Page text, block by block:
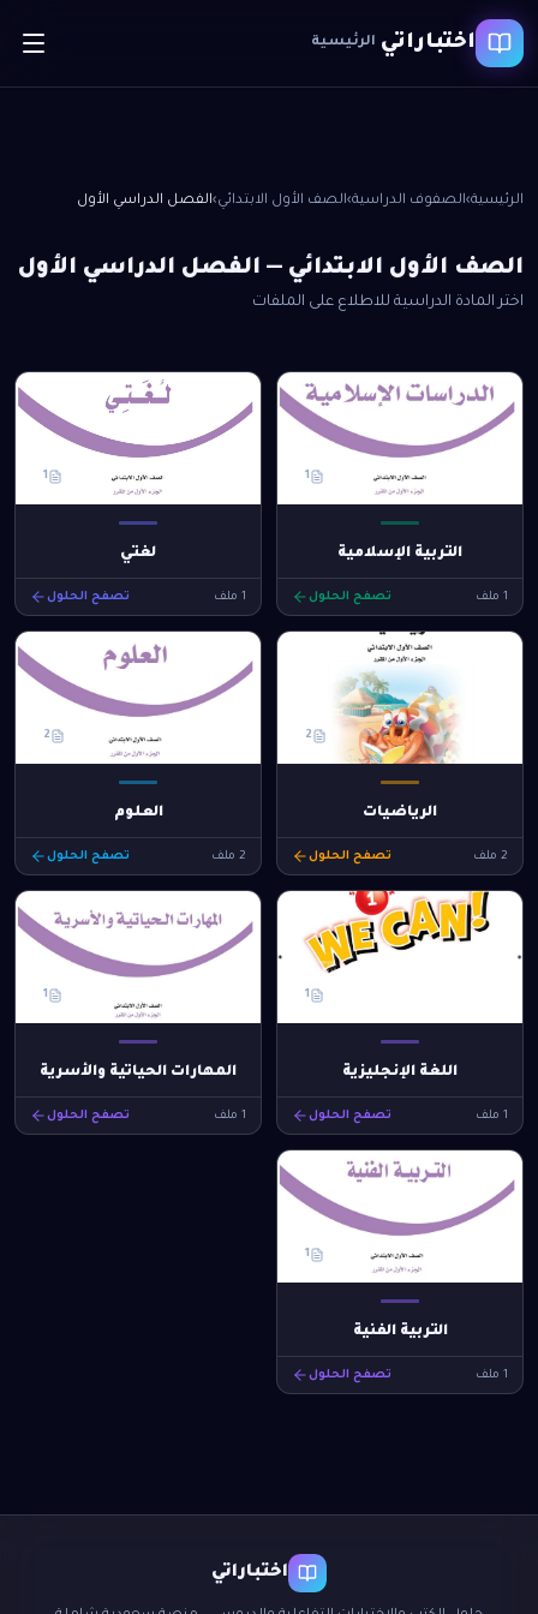
اختباراتي الرئيسية
الرئيسية›الصفوف الدراسية›الصف الأول الابتدائي›الفصل الدراسي الأول
الصف الأول الابتدائي — الفصل الدراسي الأول
اختر المادة الدراسية للاطلاع على الملفات
1
التربية الإسلامية
1 ملف تصفح الحلول
1
لغتي
1 ملف تصفح الحلول
2
الرياضيات
2 ملف تصفح الحلول
2
العلوم
2 ملف تصفح الحلول
1
اللغة الإنجليزية
1 ملف تصفح الحلول
1
المهارات الحياتية والأسرية
1 ملف تصفح الحلول
1
التربية الفنية
1 ملف تصفح الحلول
اختباراتي